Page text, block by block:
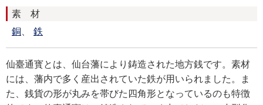
素 材
銅
鉄
仙臺通寳とは、仙台藩により鋳造された地方銭です。素材
には、藩内で多く産出されていた鉄が用いられました。ま
た、銭貨の形が丸みを帯びた四角形となっているのも特徴